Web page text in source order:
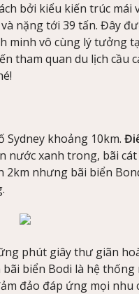
bởi kiểu kiến trúc mái
nặng tới 39 tấn. Đây
minh vô cùng lý tưởng
tham quan du lịch cầu
khoảng 10km.
nước xanh trong, bãi
2km nhưng bãi biển
phút giây thư giãn
biển Bodi là hệ thống
đảo đáp ứng mọi nhu